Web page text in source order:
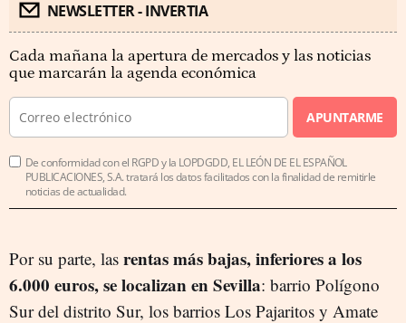
NEWSLETTER - INVERTIA
Cada mañana la apertura de mercados y las noticias
que marcarán la agenda económica
APUNTARME
De conformidad con el RGPD y la LOPDGDD, EL LEÓN DE EL ESPAÑOL
PUBLICACIONES, S.A. tratará los datos facilitados con la finalidad de remitirle
noticias de actualidad.
Por su parte, las rentas más bajas, inferiores a los
6.000 euros, se localizan en Sevilla: barrio Polígono
Sur del distrito Sur, los barrios Los Pajaritos y Amate